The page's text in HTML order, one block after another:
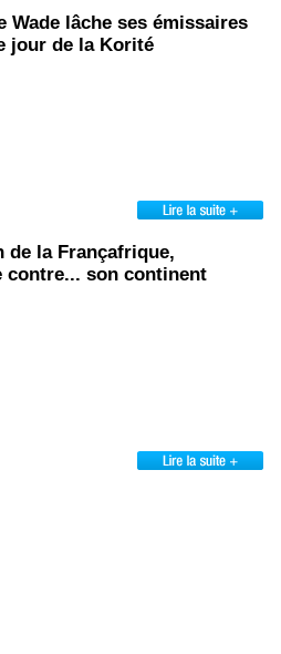
Wade lâche ses émissaires
jour de la Korité
de la Françafrique,
contre... son continent